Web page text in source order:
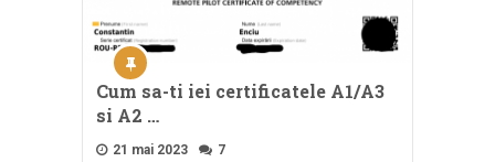
Cum sa-ti iei certificatele A1/A3
si A2 …
21 mai 2023 7